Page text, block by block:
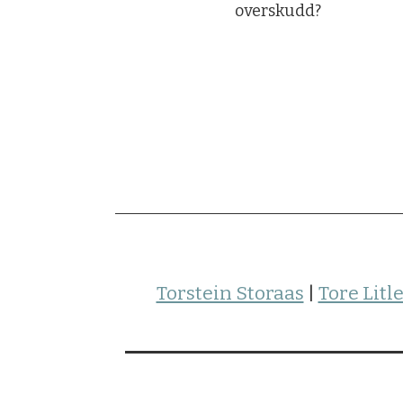
overskudd?
Torstein Storaas | Tore